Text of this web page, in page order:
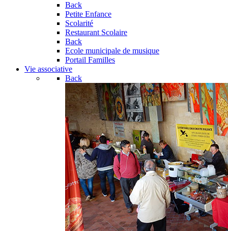
Back
Petite Enfance
Scolarité
Restaurant Scolaire
Back
Ecole municipale de musique
Portail Familles
Vie associative
Back